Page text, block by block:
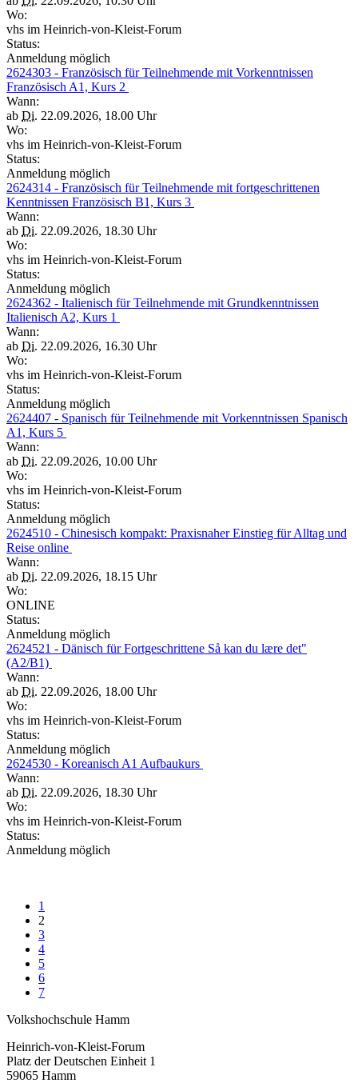
Wo:
vhs im Heinrich-von-Kleist-Forum
Status:
Anmeldung möglich
2624303 - Französisch für Teilnehmende mit Vorkenntnissen
Französisch A1, Kurs 2
Wann:
ab Di. 22.09.2026, 18.00 Uhr
Wo:
vhs im Heinrich-von-Kleist-Forum
Status:
Anmeldung möglich
2624314 - Französisch für Teilnehmende mit fortgeschrittenen
Kenntnissen Französisch B1, Kurs 3
Wann:
ab Di. 22.09.2026, 18.30 Uhr
Wo:
vhs im Heinrich-von-Kleist-Forum
Status:
Anmeldung möglich
2624362 - Italienisch für Teilnehmende mit Grundkenntnissen
Italienisch A2, Kurs 1
Wann:
ab Di. 22.09.2026, 16.30 Uhr
Wo:
vhs im Heinrich-von-Kleist-Forum
Status:
Anmeldung möglich
2624407 - Spanisch für Teilnehmende mit Vorkenntnissen Spanisch
A1, Kurs 5
Wann:
ab Di. 22.09.2026, 10.00 Uhr
Wo:
vhs im Heinrich-von-Kleist-Forum
Status:
Anmeldung möglich
2624510 - Chinesisch kompakt: Praxisnaher Einstieg für Alltag und
Reise online
Wann:
ab Di. 22.09.2026, 18.15 Uhr
Wo:
ONLINE
Status:
Anmeldung möglich
2624521 - Dänisch für Fortgeschrittene Så kan du lære det"
(A2/B1)
Wann:
ab Di. 22.09.2026, 18.00 Uhr
Wo:
vhs im Heinrich-von-Kleist-Forum
Status:
Anmeldung möglich
2624530 - Koreanisch A1 Aufbaukurs
Wann:
ab Di. 22.09.2026, 18.30 Uhr
Wo:
vhs im Heinrich-von-Kleist-Forum
Status:
Anmeldung möglich
1
2
3
4
5
6
7
Volkshochschule Hamm
Heinrich-von-Kleist-Forum
Platz der Deutschen Einheit 1
59065 Hamm